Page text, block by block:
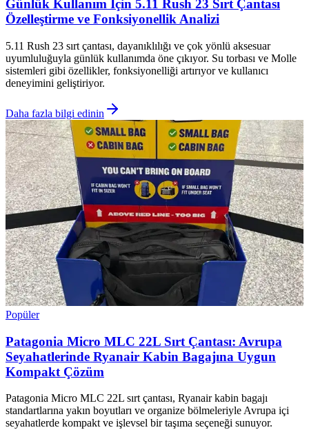
Günlük Kullanım İçin 5.11 Rush 23 Sırt Çantası
Özelleştirme ve Fonksiyonellik Analizi
5.11 Rush 23 sırt çantası, dayanıklılığı ve çok yönlü aksesuar
uyumluluğuyla günlük kullanımda öne çıkıyor. Su torbası ve Molle
sistemleri gibi özellikler, fonksiyonelliği artırıyor ve kullanıcı
deneyimini geliştiriyor.
Daha fazla bilgi edinin
Popüler
Patagonia Micro MLC 22L Sırt Çantası: Avrupa
Seyahatlerinde Ryanair Kabin Bagajına Uygun
Kompakt Çözüm
Patagonia Micro MLC 22L sırt çantası, Ryanair kabin bagajı
standartlarına yakın boyutları ve organize bölmeleriyle Avrupa içi
seyahatlerde kompakt ve işlevsel bir taşıma seçeneği sunuyor.